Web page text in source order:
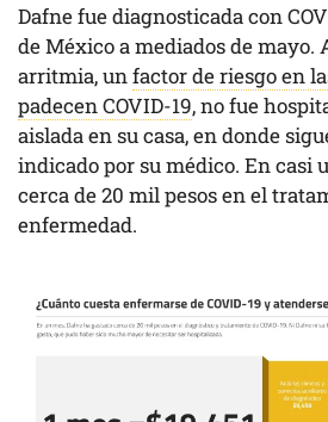
Dafne fue diagnosticada con
de México a mediados de mayo.
arritmia, un factor de riesgo en
padecen COVID-19, no fue
aislada en su casa, en donde
indicado por su médico. En casi
cerca de 20 mil pesos en el
enfermedad.